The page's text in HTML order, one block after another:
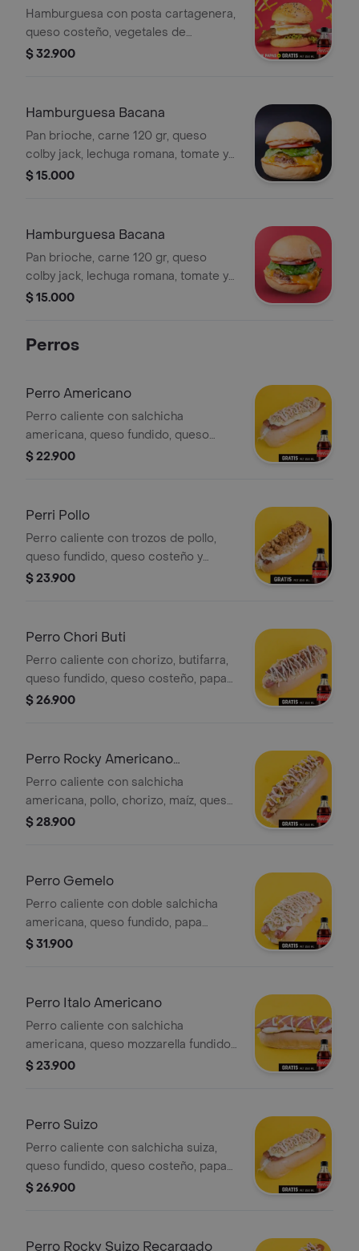
Hamburguesa con posta cartagenera,
queso costeño, vegetales de
temporada. Incluye papas a la
$ 32.900
Hamburguesa Bacana
Pan brioche, carne 120 gr, queso
colby jack, lechuga romana, tomate y
salsa bacana!
$ 15.000
Hamburguesa Bacana
Pan brioche, carne 120 gr, queso
colby jack, lechuga romana, tomate y
salsa bacana!
$ 15.000
Perros
Perro Americano
Perro caliente con salchicha
americana, queso fundido, queso
costeño, papa chongo y salsas de la
$ 22.900
Perri Pollo
Perro caliente con trozos de pollo,
queso fundido, queso costeño y
salsas de la casa. Incluye Coca-Cola
$ 23.900
Perro Chori Buti
Perro caliente con chorizo, butifarra,
queso fundido, queso costeño, papa
chongo y salsas de la casa. Incluye
$ 26.900
Perro Rocky Americano
Recargado
Perro caliente con salchicha
americana, pollo, chorizo, maíz, queso
fundido, salsas de la casa. Incluye
$ 28.900
Perro Gemelo
Perro caliente con doble salchicha
americana, queso fundido, papa
chongo y salsas de la casa. Incluye
$ 31.900
Perro Italo Americano
Perro caliente con salchicha
americana, queso mozzarella fundido,
jamón, salsas de la casa. Incluye
$ 23.900
Perro Suizo
Perro caliente con salchicha suiza,
queso fundido, queso costeño, papa
chongo y salsas de la casa. Incluye
$ 26.900
Perro Rocky Suizo Recargado